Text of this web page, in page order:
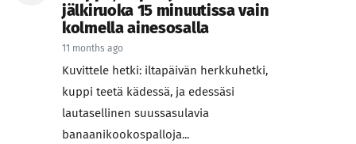
jälkiruoka 15 minuutissa vain
kolmella ainesosalla
11 months ago
Kuvittele hetki: iltapäivän herkkuhetki,
kuppi teetä kädessä, ja edessäsi
lautasellinen suussasulavia
banaanikookospalloja...